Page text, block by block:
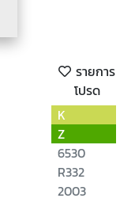
รายการ
โปรด
K
Z
6530
R332
2003